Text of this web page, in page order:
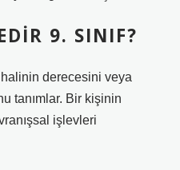
9. SINIF?
derecesini veya
tanımlar. Bir kişinin
işlevleri